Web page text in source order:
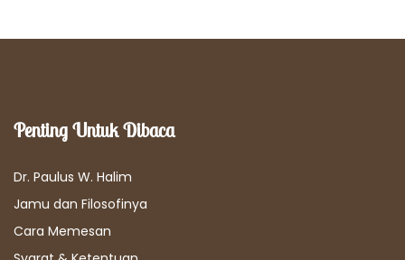
Penting Untuk Dibaca
Dr. Paulus W. Halim
Jamu dan Filosofinya
Cara Memesan